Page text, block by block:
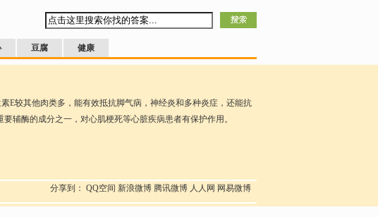
豆腐 健康
E较其他肉类多，能有效抵抗脚气病，神经炎和多种炎症，还能抗
辅酶的成分之一，对心肌梗死等心脏疾病患者有保护作用。
分享到： QQ空间 新浪微博 腾讯微博 人人网 网易微博